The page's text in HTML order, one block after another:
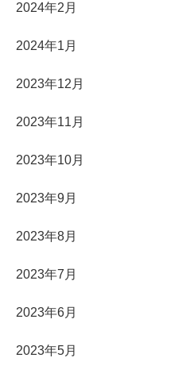
2024年2月
2024年1月
2023年12月
2023年11月
2023年10月
2023年9月
2023年8月
2023年7月
2023年6月
2023年5月